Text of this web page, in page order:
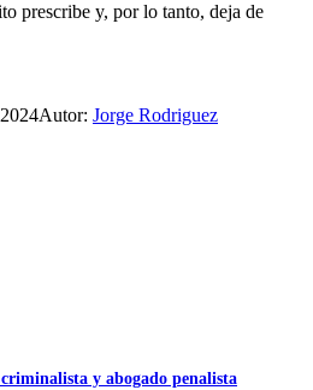
prescribe y, por lo tanto, deja de
Autor: Jorge Rodriguez
y abogado penalista